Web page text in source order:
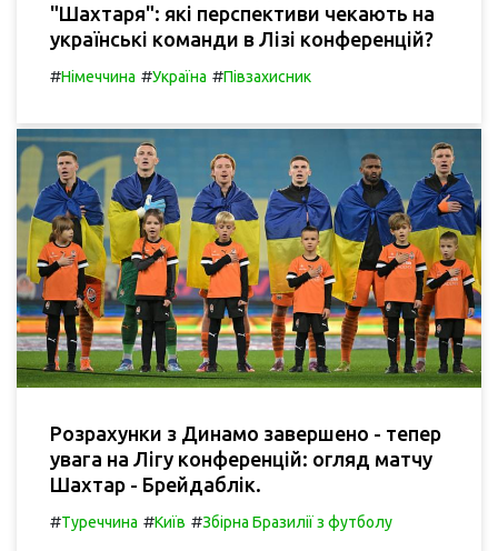
"Шахтаря": які перспективи чекають на
українські команди в Лізі конференцій?
#Німеччина #Україна #Півзахисник
Розрахунки з Динамо завершено - тепер
увага на Лігу конференцій: огляд матчу
Шахтар - Брейдаблік.
#Туреччина #Київ #Збірна Бразилії з футболу